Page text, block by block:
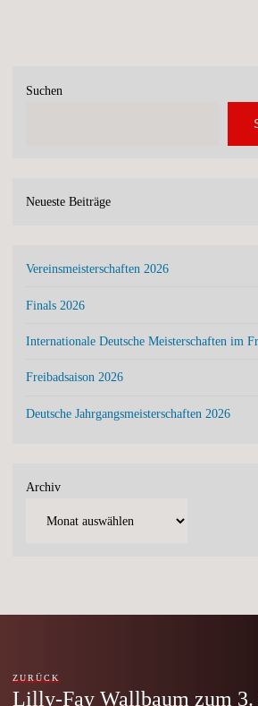
Suchen
Neueste Beiträge
Vereinsmeisterschaften 2026
Finals 2026
Internationale Deutsche Meisterschaften im
Freibadsaison 2026
Deutsche Jahrgangsmeisterschaften 2026
Archiv
ZURÜCK
Lilly-Fay Wallbaum zum